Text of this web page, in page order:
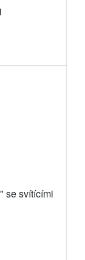
se svítícími